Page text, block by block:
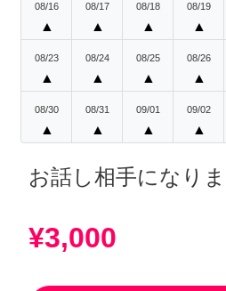
08/16
▲
08/17
▲
08/18
▲
08/19
▲
08/23
▲
08/24
▲
08/25
▲
08/26
▲
08/30
▲
08/31
▲
09/01
▲
09/02
▲
お話し相手になり
¥3,000